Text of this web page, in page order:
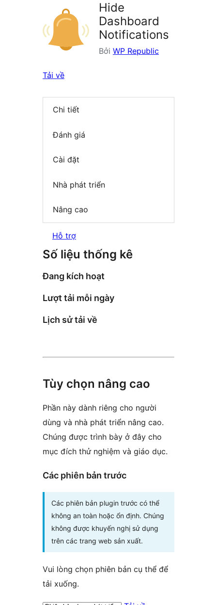
Hide
Dashboard
Notifications
Bởi WP Republic
Tải về
Chi tiết
Đánh giá
Cài đặt
Nhà phát triển
Nâng cao
Hỗ trợ
Số liệu thống kê
Đang kích hoạt
Lượt tải mỗi ngày
Lịch sử tải về
Tùy chọn nâng cao
Phần này dành riêng cho người
dùng và nhà phát triển nâng cao.
Chúng được trình bày ở đây cho
mục đích thử nghiệm và giáo dục.
Các phiên bản trước
Các phiên bản plugin trước có thể
không an toàn hoặc ổn định. Chúng
không được khuyến nghị sử dụng
trên các trang web sản xuất.
Vui lòng chọn phiên bản cụ thể để
tải xuống.